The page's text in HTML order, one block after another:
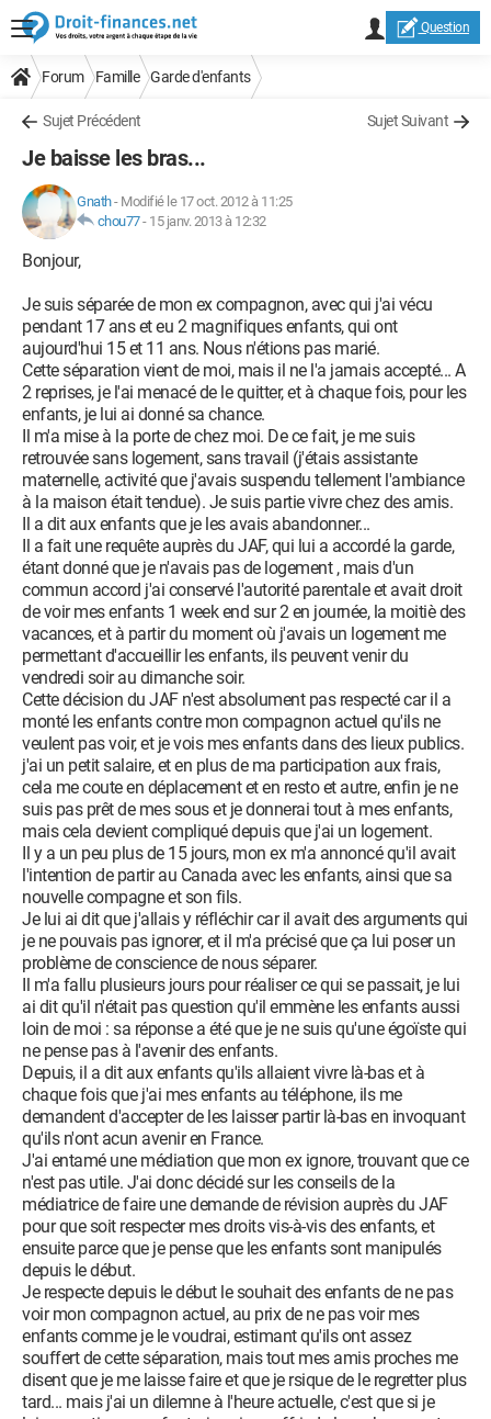
Question
Forum Famille Garde d'enfants
Sujet Précédent Sujet Suivant
Je baisse les bras...
Gnath- Modifié le 17 oct. 2012 à 11:25
chou77- 15 janv. 2013 à 12:32
Bonjour,
Je suis séparée de mon ex compagnon, avec qui j'ai vécu
pendant 17 ans et eu 2 magnifiques enfants, qui ont
aujourd'hui 15 et 11 ans. Nous n'étions pas marié.
Cette séparation vient de moi, mais il ne l'a jamais accepté... A
2 reprises, je l'ai menacé de le quitter, et à chaque fois, pour les
enfants, je lui ai donné sa chance.
Il m'a mise à la porte de chez moi. De ce fait, je me suis
retrouvée sans logement, sans travail (j'étais assistante
maternelle, activité que j'avais suspendu tellement l'ambiance
à la maison était tendue). Je suis partie vivre chez des amis.
Il a dit aux enfants que je les avais abandonner...
Il a fait une requête auprès du JAF, qui lui a accordé la garde,
étant donné que je n'avais pas de logement , mais d'un
commun accord j'ai conservé l'autorité parentale et avait droit
de voir mes enfants 1 week end sur 2 en journée, la moitiè des
vacances, et à partir du moment où j'avais un logement me
permettant d'accueillir les enfants, ils peuvent venir du
vendredi soir au dimanche soir.
Cette décision du JAF n'est absolument pas respecté car il a
monté les enfants contre mon compagnon actuel qu'ils ne
veulent pas voir, et je vois mes enfants dans des lieux publics.
j'ai un petit salaire, et en plus de ma participation aux frais,
cela me coute en déplacement et en resto et autre, enfin je ne
suis pas prêt de mes sous et je donnerai tout à mes enfants,
mais cela devient compliqué depuis que j'ai un logement.
Il y a un peu plus de 15 jours, mon ex m'a annoncé qu'il avait
l'intention de partir au Canada avec les enfants, ainsi que sa
nouvelle compagne et son fils.
Je lui ai dit que j'allais y réfléchir car il avait des arguments qui
je ne pouvais pas ignorer, et il m'a précisé que ça lui poser un
problème de conscience de nous séparer.
Il m'a fallu plusieurs jours pour réaliser ce qui se passait, je lui
ai dit qu'il n'était pas question qu'il emmène les enfants aussi
loin de moi : sa réponse a été que je ne suis qu'une égoïste qui
ne pense pas à l'avenir des enfants.
Depuis, il a dit aux enfants qu'ils allaient vivre là-bas et à
chaque fois que j'ai mes enfants au téléphone, ils me
demandent d'accepter de les laisser partir là-bas en invoquant
qu'ils n'ont acun avenir en France.
J'ai entamé une médiation que mon ex ignore, trouvant que ce
n'est pas utile. J'ai donc décidé sur les conseils de la
médiatrice de faire une demande de révision auprès du JAF
pour que soit respecter mes droits vis-à-vis des enfants, et
ensuite parce que je pense que les enfants sont manipulés
depuis le début.
Je respecte depuis le début le souhait des enfants de ne pas
voir mon compagnon actuel, au prix de ne pas voir mes
enfants comme je le voudrai, estimant qu'ils ont assez
souffert de cette séparation, mais tout mes amis proches me
disent que je me laisse faire et que je rsique de le regretter plus
tard... mais j'ai un dilemne à l'heure actuelle, c'est que si je